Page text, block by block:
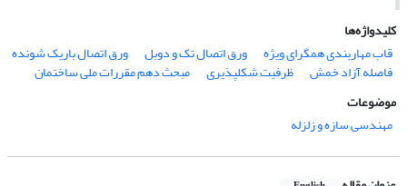
کلیدواژه‌ها
قاب مهاربندی همگرای ویژه
ورق اتصال تک و دوبل ورق اتصال باریک شونده
فاصله آزاد خمش ظرفیت شکلپذیری
مبحث دهم مقررات ملی ساختمان
موضوعات
مهندسی سازه و زلزله